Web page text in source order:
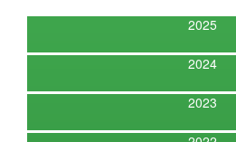
2025
2024
2023